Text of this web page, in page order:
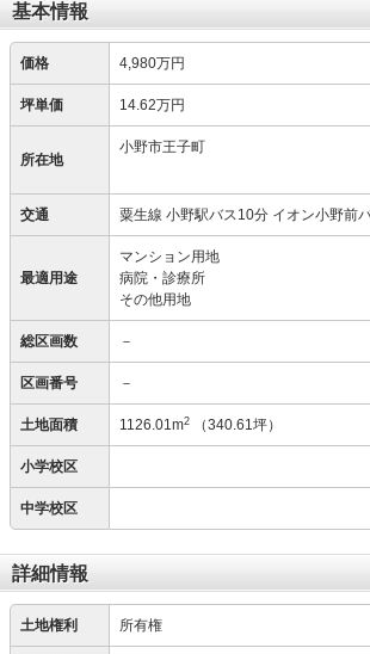
基本情報
価格 4,980万円
坪単価 14.62万円
所在地
小野市王子町
交通 粟生線 小野駅バス10分 イオン小野前
最適用途
マンション用地
病院・診療所
その他用地
総区画数 －
区画番号 －
土地面積 1126.01m2 （340.61坪）
小学校区
中学校区
詳細情報
土地権利 所有権